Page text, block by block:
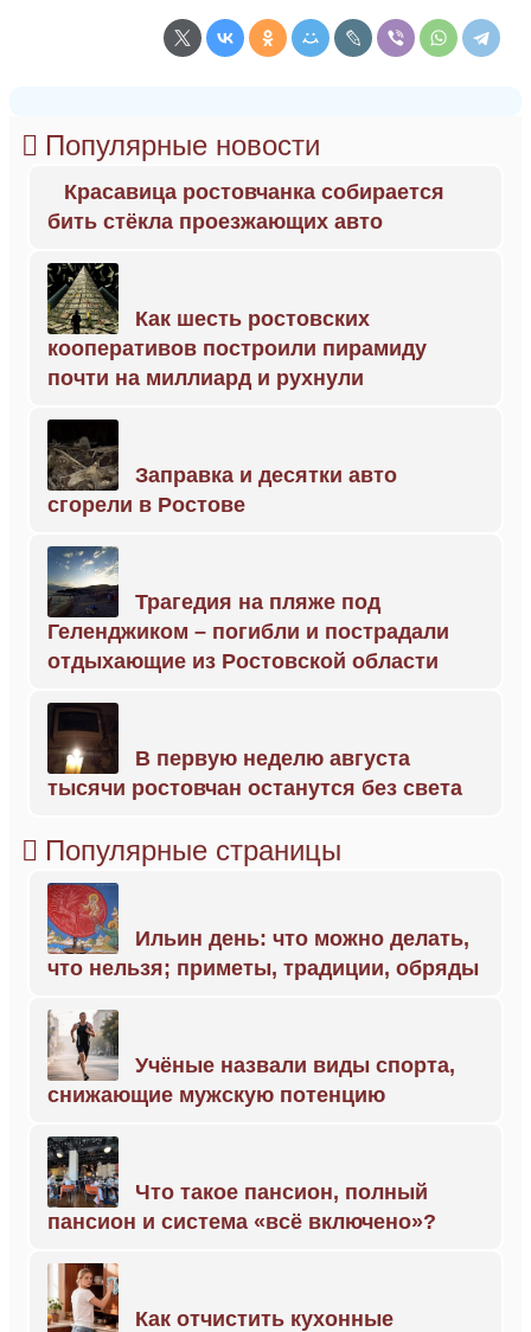
Популярные новости
Красавица ростовчанка собирается
бить стёкла проезжающих авто
Как шесть ростовских
кооперативов построили пирамиду
почти на миллиард и рухнули
Заправка и десятки авто
сгорели в Ростове
Трагедия на пляже под
Геленджиком – погибли и пострадали
отдыхающие из Ростовской области
В первую неделю августа
тысячи ростовчан останутся без света
Популярные страницы
Ильин день: что можно делать,
что нельзя; приметы, традиции, обряды
Учёные назвали виды спорта,
снижающие мужскую потенцию
Что такое пансион, полный
пансион и система «всё включено»?
Как отчистить кухонные